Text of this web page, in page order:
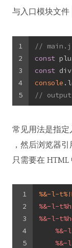
与入口模块文件
1
2
3
4
5
//
const
const
console
//
常见用法是指
，然后浏览器
只需要在 HTML
1
2
3
4
5
%&-l-
%&-l-t%
%&-l-t%
%&-
%&-